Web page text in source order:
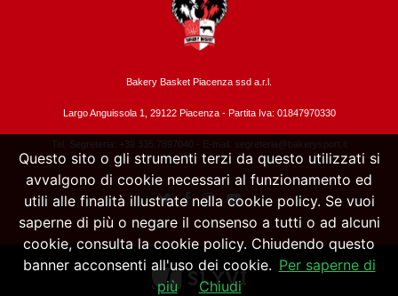
Bakery Basket Piacenza ssd a.r.l.
Largo Anguissola 1, 29122 Piacenza - Partita Iva: 01847970330
Tel. Segreteria: +39 335.7897040 - E-mail: segreteria@bakerysport.it
Questo sito o gli strumenti terzi da questo utilizzati si
avvalgono di cookie necessari al funzionamento ed
utili alle finalità illustrate nella cookie policy. Se vuoi
saperne di più o negare il consenso a tutti o ad alcuni
cookie, consulta la cookie policy. Chiudendo questo
banner acconsenti all'uso dei cookie. Per saperne di
più
Chiudi